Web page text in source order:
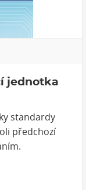
jednotka
standardy
předchozí